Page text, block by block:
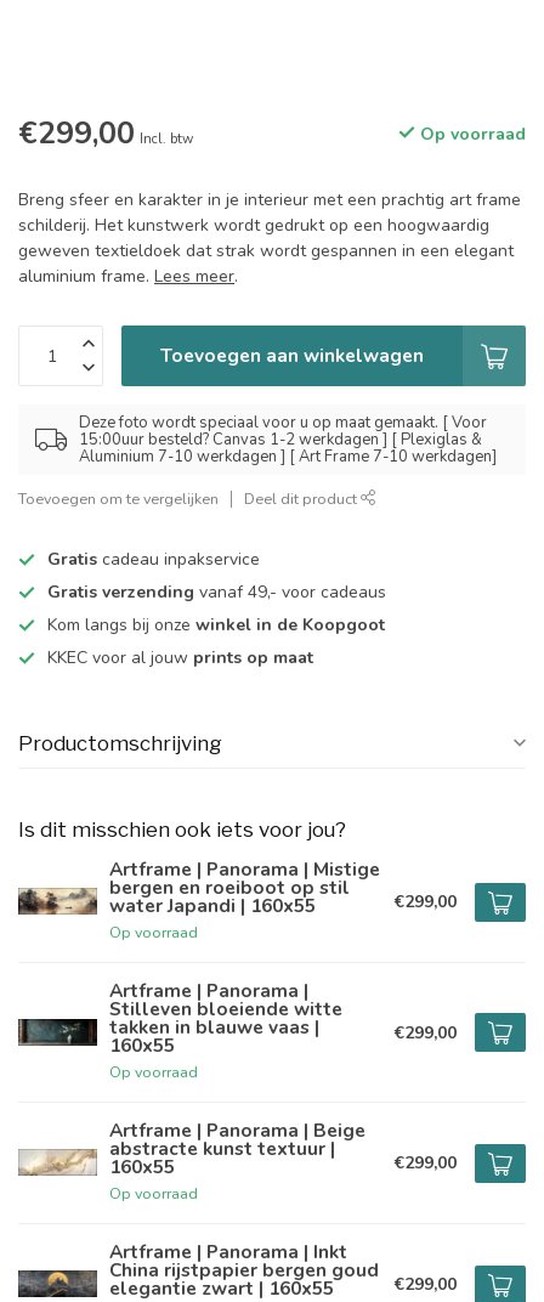
€299,00 Incl. btw Op voorraad
Breng sfeer en karakter in je interieur met een prachtig art frame
schilderij. Het kunstwerk wordt gedrukt op een hoogwaardig
geweven textieldoek dat strak wordt gespannen in een elegant
aluminium frame. Lees meer.
Toevoegen aan winkelwagen
Deze foto wordt speciaal voor u op maat gemaakt. [ Voor
15:00uur besteld? Canvas 1-2 werkdagen ] [ Plexiglas &
Aluminium 7-10 werkdagen ] [ Art Frame 7-10 werkdagen]
Toevoegen om te vergelijken Deel dit product
Gratis cadeau inpakservice
Gratis verzending vanaf 49,- voor cadeaus
Kom langs bij onze winkel in de Koopgoot
KKEC voor al jouw prints op maat
Productomschrijving
Is dit misschien ook iets voor jou?
Artframe | Panorama | Mistige
bergen en roeiboot op stil
water Japandi | 160x55
Op voorraad
€299,00
Artframe | Panorama |
Stilleven bloeiende witte
takken in blauwe vaas |
160x55
Op voorraad
€299,00
Artframe | Panorama | Beige
abstracte kunst textuur |
160x55
Op voorraad
€299,00
Artframe | Panorama | Inkt
China rijstpapier bergen goud
elegantie zwart | 160x55 €299,00